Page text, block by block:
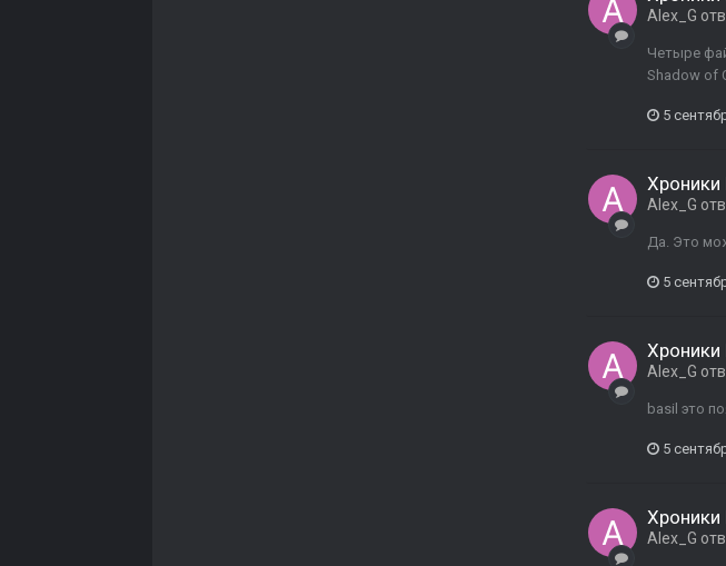
Alex_G
Четыре
Shadow of
5
Хроники
Alex_G
Да. Это
5
Хроники
Alex_G
basil это
5
Хроники
Alex_G